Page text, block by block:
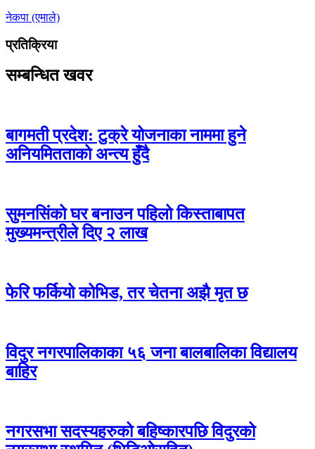
नेकपा (एमाले)
प्रतिक्रिया
सम्बन्धित खवर
बागमती प्रदेश: टुक्रे योजनाका नाममा हुने
अनियमितताको अन्त्य हुँदै
सुमनसिंको घर बनाउन पहिलो किस्ताबापत
मुख्यमन्त्रीले दिए २ लाख
फेरि फर्कियो कोभिड, तर चेतना अझै मृत छ
विदुर नगरपालिकाका ५६ जना बालबालिका विद्यालय
बाहिर
नगरसभा सदस्यहरुको बहिष्कारपछि विदुरको